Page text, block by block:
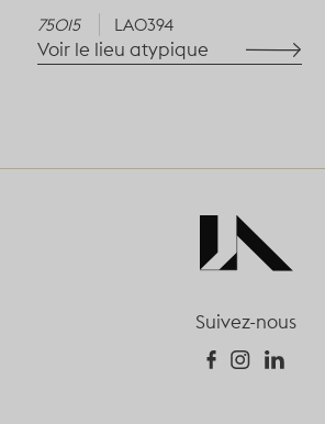
75015 LA0394
Voir le lieu atypique
Suivez-nous